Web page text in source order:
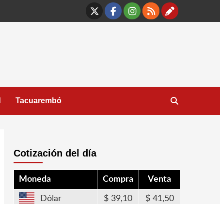
X Facebook
Instagram
RSS
Tacuarembó
Cotización del día
Moneda Compra Venta
Dólar 39,10 41,50